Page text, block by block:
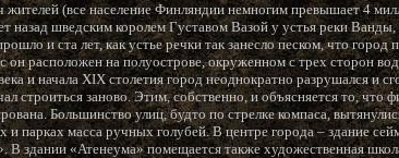
жителей (все население Финляндии немногим превышает 4
назад шведским королем Густавом Вазой у устья реки Ванды,
и ста лет, как устье речки так занесло песком, что город
он расположен на полуострове, окруженном с трех сторон
и начала XIX столетия город неоднократно разрушался и
строиться заново. Этим, собственно, и объясняется то, что
Большинство улиц, будто по стрелке компаса,
и парках масса ручных голубей. В центре города – здание
В здании «Атенеума» помещается также художественная